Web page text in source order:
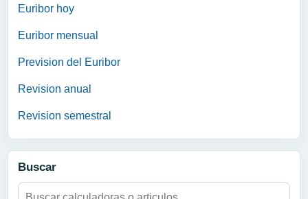
Euribor hoy
Euribor mensual
Prevision del Euribor
Revision anual
Revision semestral
Buscar
Buscar: